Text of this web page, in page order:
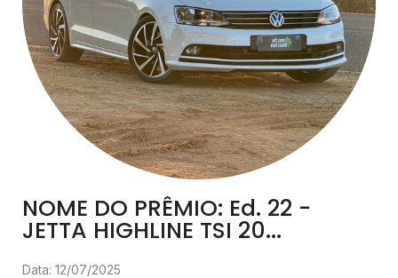
NOME DO PRÊMIO: Ed. 22 -
JETTA HIGHLINE TSI 20...
Data: 12/07/2025